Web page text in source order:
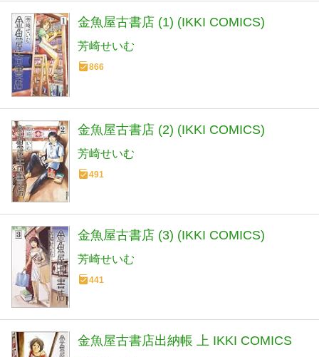
金魚屋古書店 (1) (IKKI COMICS)
芳崎せいむ
866
金魚屋古書店 (2) (IKKI COMICS)
芳崎せいむ
491
金魚屋古書店 (3) (IKKI COMICS)
芳崎せいむ
441
金魚屋古書店出納帳 上 IKKI COMICS